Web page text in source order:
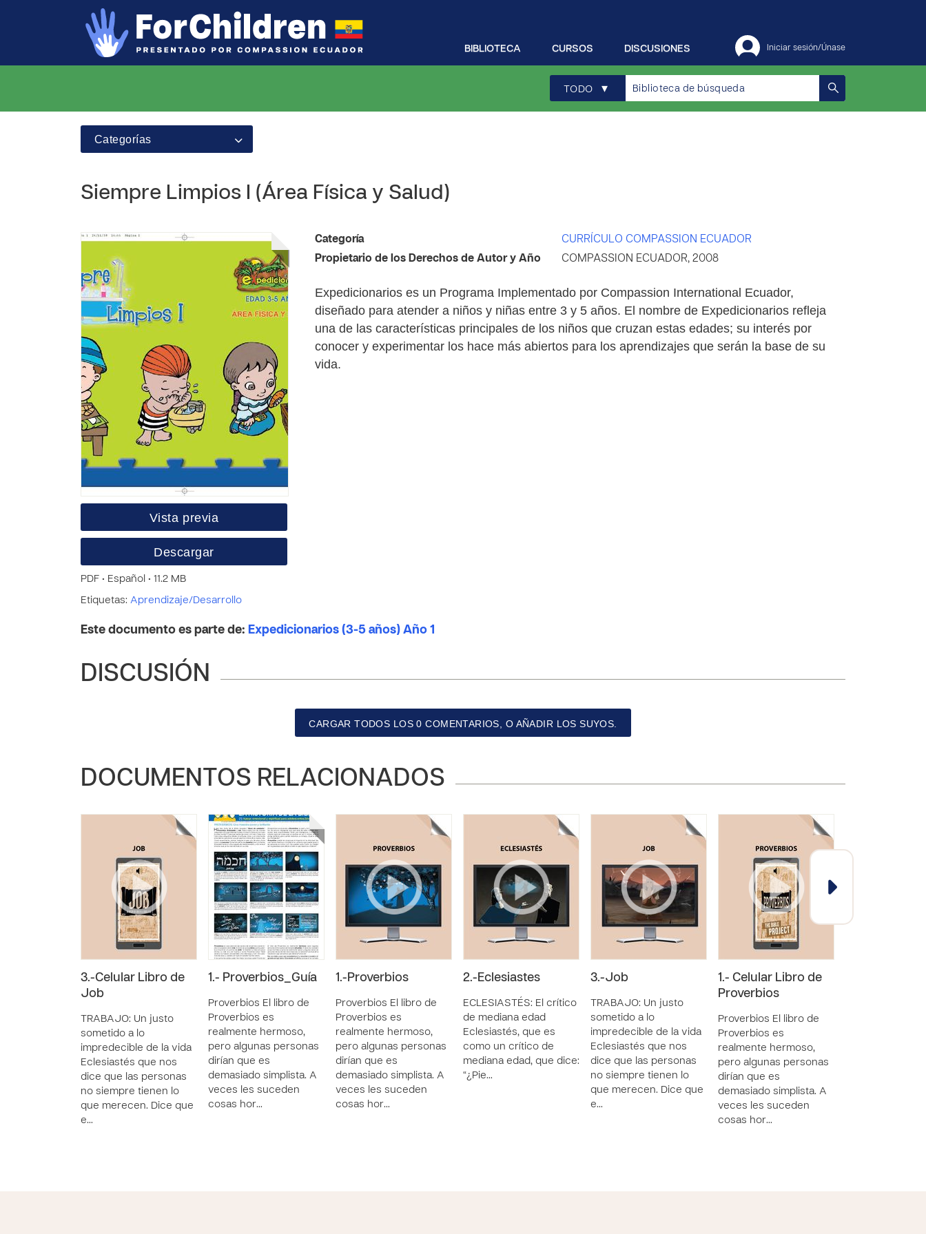
Iniciar sesión/Únase
DISCUSIONES
CURSOS
BIBLIOTECA
TODO ▾
Categorías
Siempre Limpios I (Área Física y Salud)
Vista previa
Descargar
PDF • Español • 11.2 MB
Etiquetas: Aprendizaje/Desarrollo
Categoría
CURRÍCULO COMPASSION ECUADOR
Propietario de los Derechos de Autor y Año
COMPASSION ECUADOR, 2008
Expedicionarios es un Programa Implementado por Compassion International Ecuador,
diseñado para atender a niños y niñas entre 3 y 5 años. El nombre de Expedicionarios refleja
una de las características principales de los niños que cruzan estas edades; su interés por
conocer y experimentar los hace más abiertos para los aprendizajes que serán la base de su
vida.
Este documento es parte de: Expedicionarios (3-5 años) Año 1
DISCUSIÓN
CARGAR TODOS LOS 0 COMENTARIOS, O AÑADIR LOS SUYOS.
DOCUMENTOS RELACIONADOS
3.-Celular Libro de
Job
TRABAJO: Un justo
sometido a lo
impredecible de la vida
Eclesiastés que nos
dice que las personas
no siempre tienen lo
que merecen. Dice que
e…
1.- Proverbios_Guía
Proverbios El libro de
Proverbios es
realmente hermoso,
pero algunas personas
dirían que es
demasiado simplista. A
veces les suceden
cosas hor…
1.-Proverbios
Proverbios El libro de
Proverbios es
realmente hermoso,
pero algunas personas
dirían que es
demasiado simplista. A
veces les suceden
cosas hor…
2.-Eclesiastes
ECLESIASTÉS: El crítico
de mediana edad
Eclesiastés, que es
como un crítico de
mediana edad, que dice:
“¿Pie…
3.-Job
TRABAJO: Un justo
sometido a lo
impredecible de la vida
Eclesiastés que nos
dice que las personas
no siempre tienen lo
que merecen. Dice que
e…
1.- Celular Libro de
Proverbios
Proverbios El libro de
Proverbios es
realmente hermoso,
pero algunas personas
dirían que es
demasiado simplista. A
veces les suceden
cosas hor…